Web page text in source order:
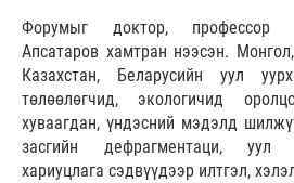
Форумыг доктор, профессор
Апсатаров хамтран нээсэн.
Казахстан, Беларусийн уул
төлөөлөгчид, экологичид
хуваагдан, үндэсний мэдэлд
засгийн дефрагментаци, уул
хариуцлага сэдвүүдээр илтгэл,